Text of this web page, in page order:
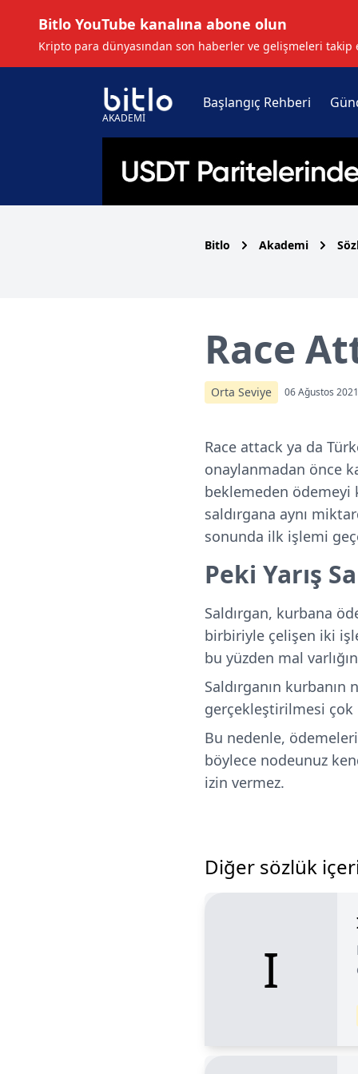
Bitlo YouTube kanalına abone olun
Kripto para dünyasından son haberler ve gelişmeleri takip
AKADEMİ
Başlangıç Rehberi
Bitlo Akademi
Race
Orta Seviye 06 Ağustos 2021
Race attack ya da
onaylanmadan önce
beklemeden ödemeyi
saldırgana aynı
sonunda ilk işlemi
Peki Yarış
Saldırgan, kurbana
birbiriyle çelişen iki
bu yüzden mal
Saldırganın
gerçekleştirilmesi çok
Bu nedenle,
böylece nodeunuz
izin vermez.
Diğer sözlük
I